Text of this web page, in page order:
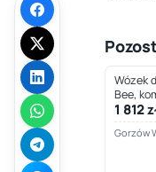
Wózek
Bee,
1 812
Gorzów